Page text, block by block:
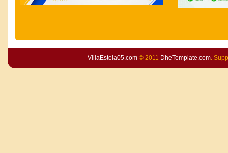
VillaEstela05.com© 2011 DheTemplate.com.